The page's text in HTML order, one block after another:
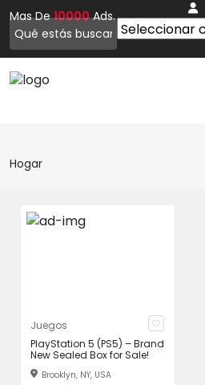
Mas De10000Ads.
Hogar
Juegos
PlayStation 5 (PS5) – Brand
New Sealed Box for Sale!
Brooklyn, NY, USA